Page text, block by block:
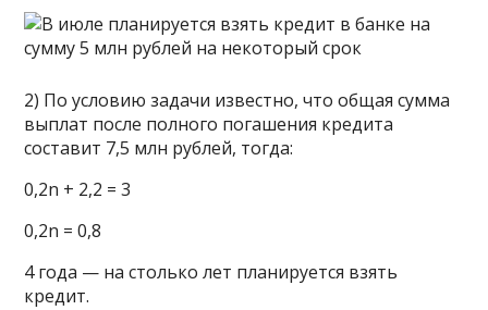
2) По условию задачи известно, что общая сумма
выплат после полного погашения кредита
составит 7,5 млн рублей, тогда:
0,2n + 2,2 = 3
0,2n = 0,8
4 года — на столько лет планируется взять
кредит.